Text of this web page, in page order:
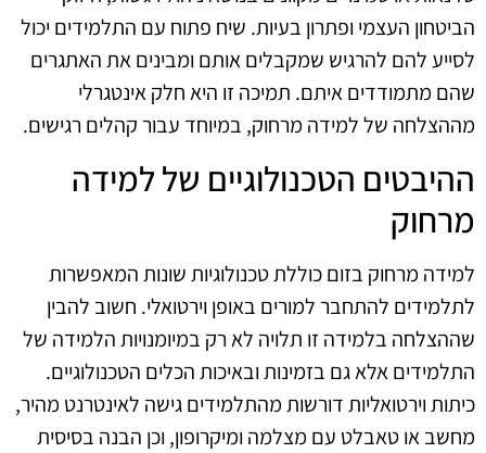
הביטחון העצמי ופתרון בעיות. שיח פתוח עם התלמידים יכול
לסייע להם להרגיש שמקבלים אותם ומבינים את האתגרים
שהם מתמודדים איתם. תמיכה זו היא חלק אינטגרלי
מההצלחה של למידה מרחוק, במיוחד עבור קהלים רגישים.
ההיבטים הטכנולוגיים של למידה
מרחוק
למידה מרחוק בזום כוללת טכנולוגיות שונות המאפשרות
לתלמידים להתחבר למורים באופן וירטואלי. חשוב להבין
שההצלחה בלמידה זו תלויה לא רק במיומנויות הלמידה של
התלמידים אלא גם בזמינות ובאיכות הכלים הטכנולוגיים.
כיתות וירטואליות דורשות מהתלמידים גישה לאינטרנט מהיר,
מחשב או טאבלט עם מצלמה ומיקרופון, וכן הבנה בסיסית